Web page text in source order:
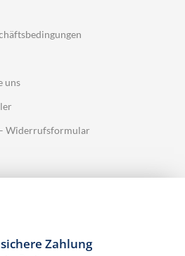
uns
Widerrufsformular
Zahlung